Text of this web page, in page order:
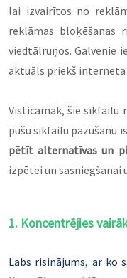
lai izvairītos no
reklāmas bloķēšanas
viedtālruņos. Galvenie
aktuāls priekš
Visticamāk, šie sīkfailu
pušu sīkfailu pazušanu
pētīt alternatīvas un
izpētei un
1. Koncentrējies
Labs risinājums, ar ko